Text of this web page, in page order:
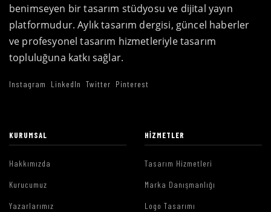
benimseyen bir tasarım stüdyosu ve dijital yayın
platformudur. Aylık tasarım dergisi, güncel haberler
ve profesyonel tasarım hizmetleriyle tasarım
topluluğuna katkı sağlar.
Instagram LinkedIn Twitter Pinterest
KURUMSAL
Hakkımızda
Kurucumuz
Yazarlarımız
HIZMETLER
Tasarım Hizmetleri
Marka Danışmanlığı
Logo Tasarımı